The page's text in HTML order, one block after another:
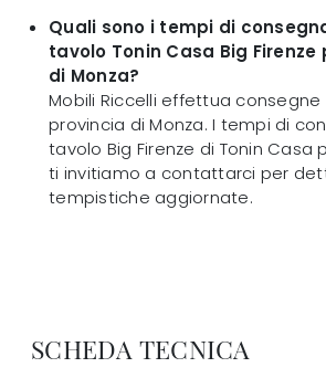
Quali sono i tempi di
tavolo Tonin Casa Big
di Monza?
Mobili Riccelli effettua consegne
provincia di Monza. I tempi di
tavolo Big Firenze di Tonin Casa
ti invitiamo a contattarci per
tempistiche aggiornate.
SCHEDA TECNICA